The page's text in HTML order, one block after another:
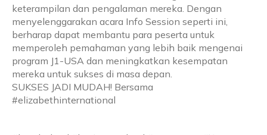
keterampilan dan pengalaman mereka. Dengan
menyelenggarakan acara Info Session seperti ini,
berharap dapat membantu para peserta untuk
memperoleh pemahaman yang lebih baik mengenai
program J1-USA dan meningkatkan kesempatan
mereka untuk sukses di masa depan.
SUKSES JADI MUDAH! Bersama
#elizabethinternational